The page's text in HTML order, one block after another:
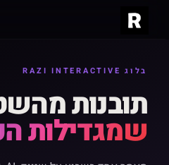
בלוג RAZI INTERACTIVE
תובנות
שמגדילות